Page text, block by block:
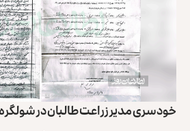
خودسری مدیر زراعت طالبان در